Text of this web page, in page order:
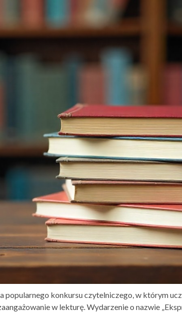
popularnego konkursu czytelniczego, w którym
w lekturę. Wydarzenie o nazwie